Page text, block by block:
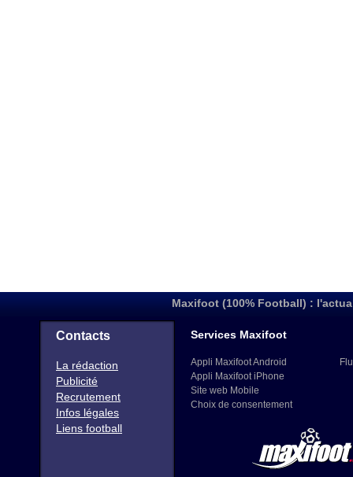
Maxifoot (100% Football) :
Contacts
La rédaction
Publicité
Recrutement
Infos légales
Liens football
Services Maxifoot
Appli Maxifoot Android
Appli Maxifoot iPhone
Site web Mobile
Choix de consentement